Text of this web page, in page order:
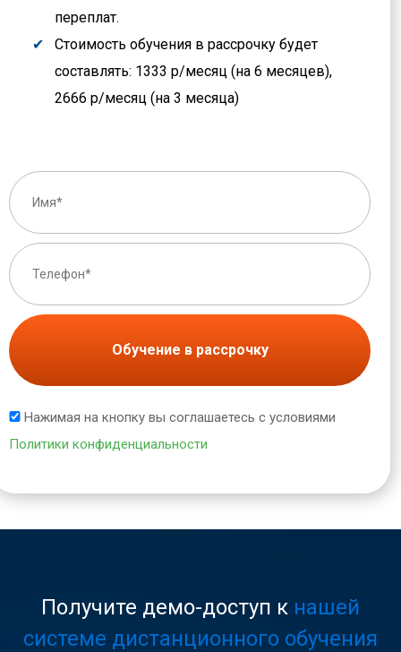
переплат.
Стоимость обучения в рассрочку будет
составлять: 1333 р/месяц (на 6 месяцев),
2666 р/месяц (на 3 месяца)
Обучение в рассрочку
Нажимая на кнопку вы соглашаетесь с условиями
Политики конфиденциальности
Получите демо-доступ к нашей
системе дистанционного обучения